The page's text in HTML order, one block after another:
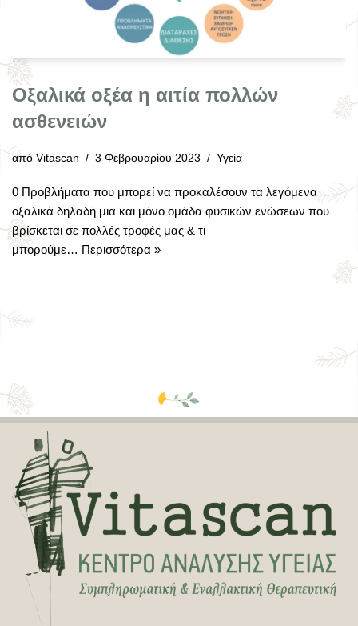
Οξαλικά οξέα η αιτία πολλών
ασθενειών
από Vitascan 3 Φεβρουαρίου 2023 Υγεία
0 Προβλήματα που μπορεί να προκαλέσουν τα λεγόμενα
οξαλικά δηλαδή μια και μόνο ομάδα φυσικών ενώσεων που
βρίσκεται σε πολλές τροφές μας & τι
μπορούμε… Περισσότερα »